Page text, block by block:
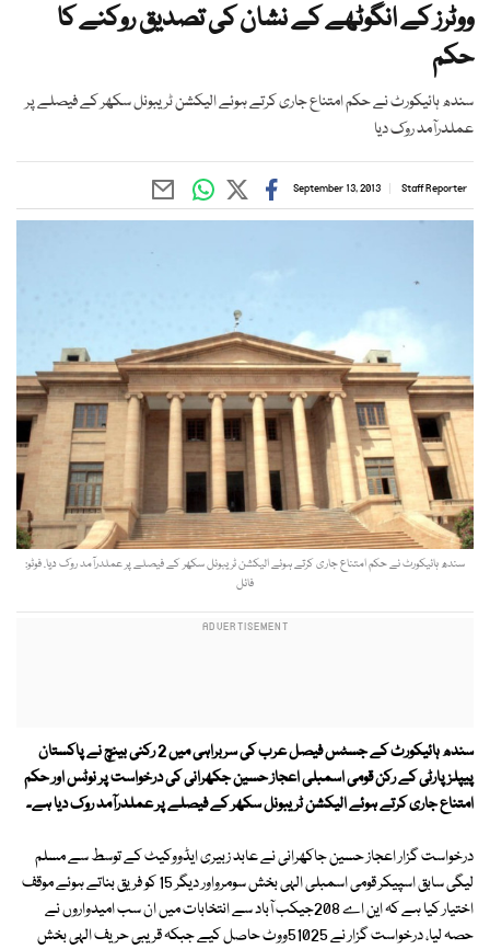
ووٹرز کے انگوٹھے کے نشان کی تصدیق روکنے کا
حکم
سندھ ہائیکورٹ نے حکم امتناع جاری کرتے ہوئے الیکشن ٹریبونل سکھر کے فیصلے پر
عملدرآمد روک دیا
Staff Reporter
September 13, 2013
سندھ ہائیکورٹ نے حکم امتناع جاری کرتے ہوئے الیکشن ٹریبونل سکھر کے فیصلے پر عملدرآمد روک دیا. فوٹو:
فائل
سندھ ہائیکورٹ کے جسٹس فیصل عرب کی سربراہی میں 2 رکنی بینچ نے پاکستان
پیپلزپارٹی کے رکن قومی اسمبلی اعجاز حسین جکھرانی کی درخواست پر نوٹس اور حکم
امتناع جاری کرتے ہوئے الیکشن ٹریبونل سکھر کے فیصلے پر عملدرآمد روک دیا ہے۔
درخواست گزار اعجاز حسین جاکھرانی نے عابد زبیری ایڈووکیٹ کے توسط سے مسلم
لیگی سابق اسپیکر قومی اسمبلی الہی بخش سومرواور دیگر 15 کو فریق بناتے ہوئے موقف
اختیار کیا ہے کہ این اے 208جیکب آباد سے انتخابات میں ان سب امیدواروں نے
حصہ لیا، درخواست گزار نے 51025ووٹ حاصل کیے جبکہ قریبی حریف الہی بخش